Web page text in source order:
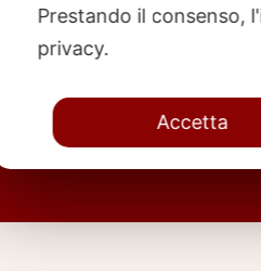
Prestando il consenso,
privacy.
Accetta